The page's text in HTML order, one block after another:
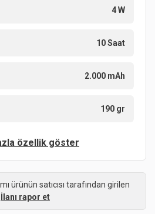
4 W
10 Saat
2.000 mAh
190 gr
özellik göster
ürünün satıcısı tarafından girilen
İlanı rapor et